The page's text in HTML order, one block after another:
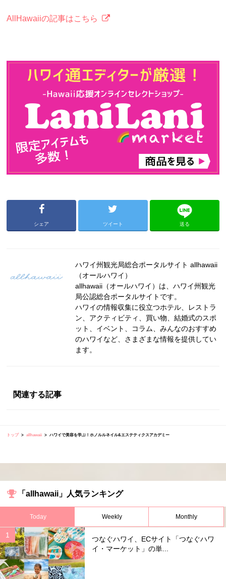
AllHawaiiの記事はこちら
シェア ツイート 送る
ハワイ州観光局総合ポータルサイト allhawaii
（オールハワイ）
allhawaii（オールハワイ）は、ハワイ州観光
局公認総合ポータルサイトです。
ハワイの情報収集に役立つホテル、レストラ
ン、アクティビティ、買い物、結婚式のスポ
ット、イベント、コラム、みんなのおすすめ
のハワイなど、さまざまな情報を提供してい
ます。
関連する記事
トップ allhawaii ハワイで美容を学ぶ！ホノルルネイル&エステティクスアカデミー
「allhawaii」人気ランキング
Today Weekly Monthly
つなぐハワイ、ECサイト「つなぐハワ
イ・マーケット」の単...